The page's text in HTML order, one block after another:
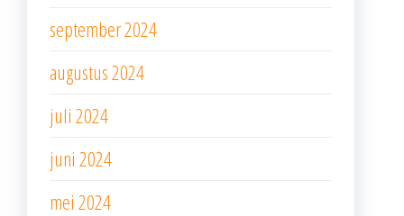
september 2024
augustus 2024
juli 2024
juni 2024
mei 2024